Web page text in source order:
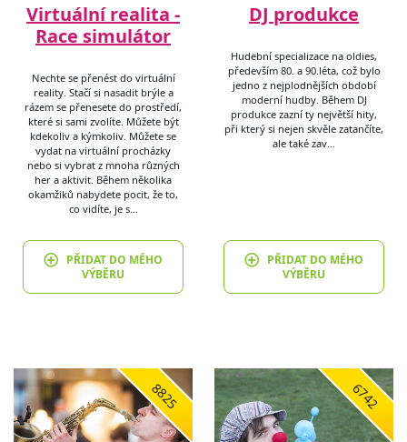
Virtuální realita -
Race simulátor
Nechte se přenést do virtuální
reality. Stačí si nasadit brýle a
rázem se přenesete do prostředí,
které si sami zvolíte. Můžete být
kdekoliv a kýmkoliv. Můžete se
vydat na virtuální procházky
nebo si vybrat z mnoha různých
her a aktivit. Během několika
okamžiků nabydete pocit, že to,
co vidíte, je s…
PŘIDAT DO MÉHO
VÝBĚRU
DJ produkce
Hudební specializace na oldies,
především 80. a 90.léta, což bylo
jedno z nejplodnějších období
moderní hudby. Během DJ
produkce zazní ty největší hity,
při který si nejen skvěle zatančíte,
ale také zav…
PŘIDAT DO MÉHO
VÝBĚRU
8825 6742